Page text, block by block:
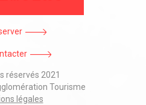
réservés 2021
Tourisme
légales